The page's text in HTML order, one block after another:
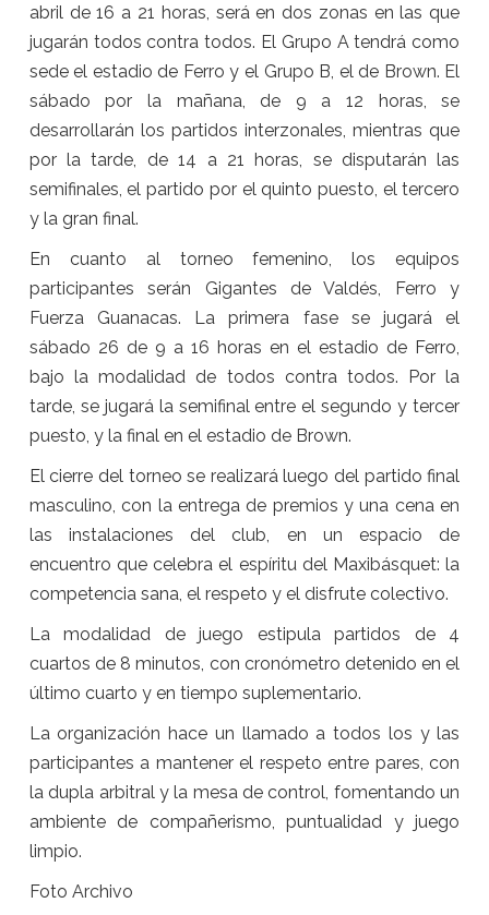
abril de 16 a 21 horas, será en dos zonas en las que
jugarán todos contra todos. El Grupo A tendrá como
sede el estadio de Ferro y el Grupo B, el de Brown. El
sábado por la mañana, de 9 a 12 horas, se
desarrollarán los partidos interzonales, mientras que
por la tarde, de 14 a 21 horas, se disputarán las
semifinales, el partido por el quinto puesto, el tercero
y la gran final.
En cuanto al torneo femenino, los equipos
participantes serán Gigantes de Valdés, Ferro y
Fuerza Guanacas. La primera fase se jugará el
sábado 26 de 9 a 16 horas en el estadio de Ferro,
bajo la modalidad de todos contra todos. Por la
tarde, se jugará la semifinal entre el segundo y tercer
puesto, y la final en el estadio de Brown.
El cierre del torneo se realizará luego del partido final
masculino, con la entrega de premios y una cena en
las instalaciones del club, en un espacio de
encuentro que celebra el espíritu del Maxibásquet: la
competencia sana, el respeto y el disfrute colectivo.
La modalidad de juego estipula partidos de 4
cuartos de 8 minutos, con cronómetro detenido en el
último cuarto y en tiempo suplementario.
La organización hace un llamado a todos los y las
participantes a mantener el respeto entre pares, con
la dupla arbitral y la mesa de control, fomentando un
ambiente de compañerismo, puntualidad y juego
limpio.
Foto Archivo